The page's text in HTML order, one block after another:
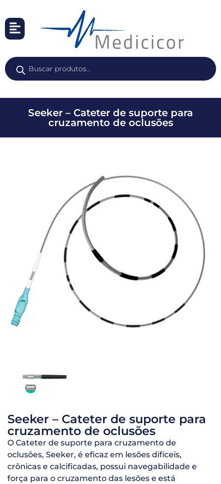
Seeker – Cateter de suporte para
cruzamento de oclusões
Seeker – Cateter de suporte para
cruzamento de oclusões
O Cateter de suporte para cruzamento de
oclusões, Seeker, é eficaz em lesões difíceis,
crônicas e calcificadas, possui navegabilidade e
força para o cruzamento das lesões e está